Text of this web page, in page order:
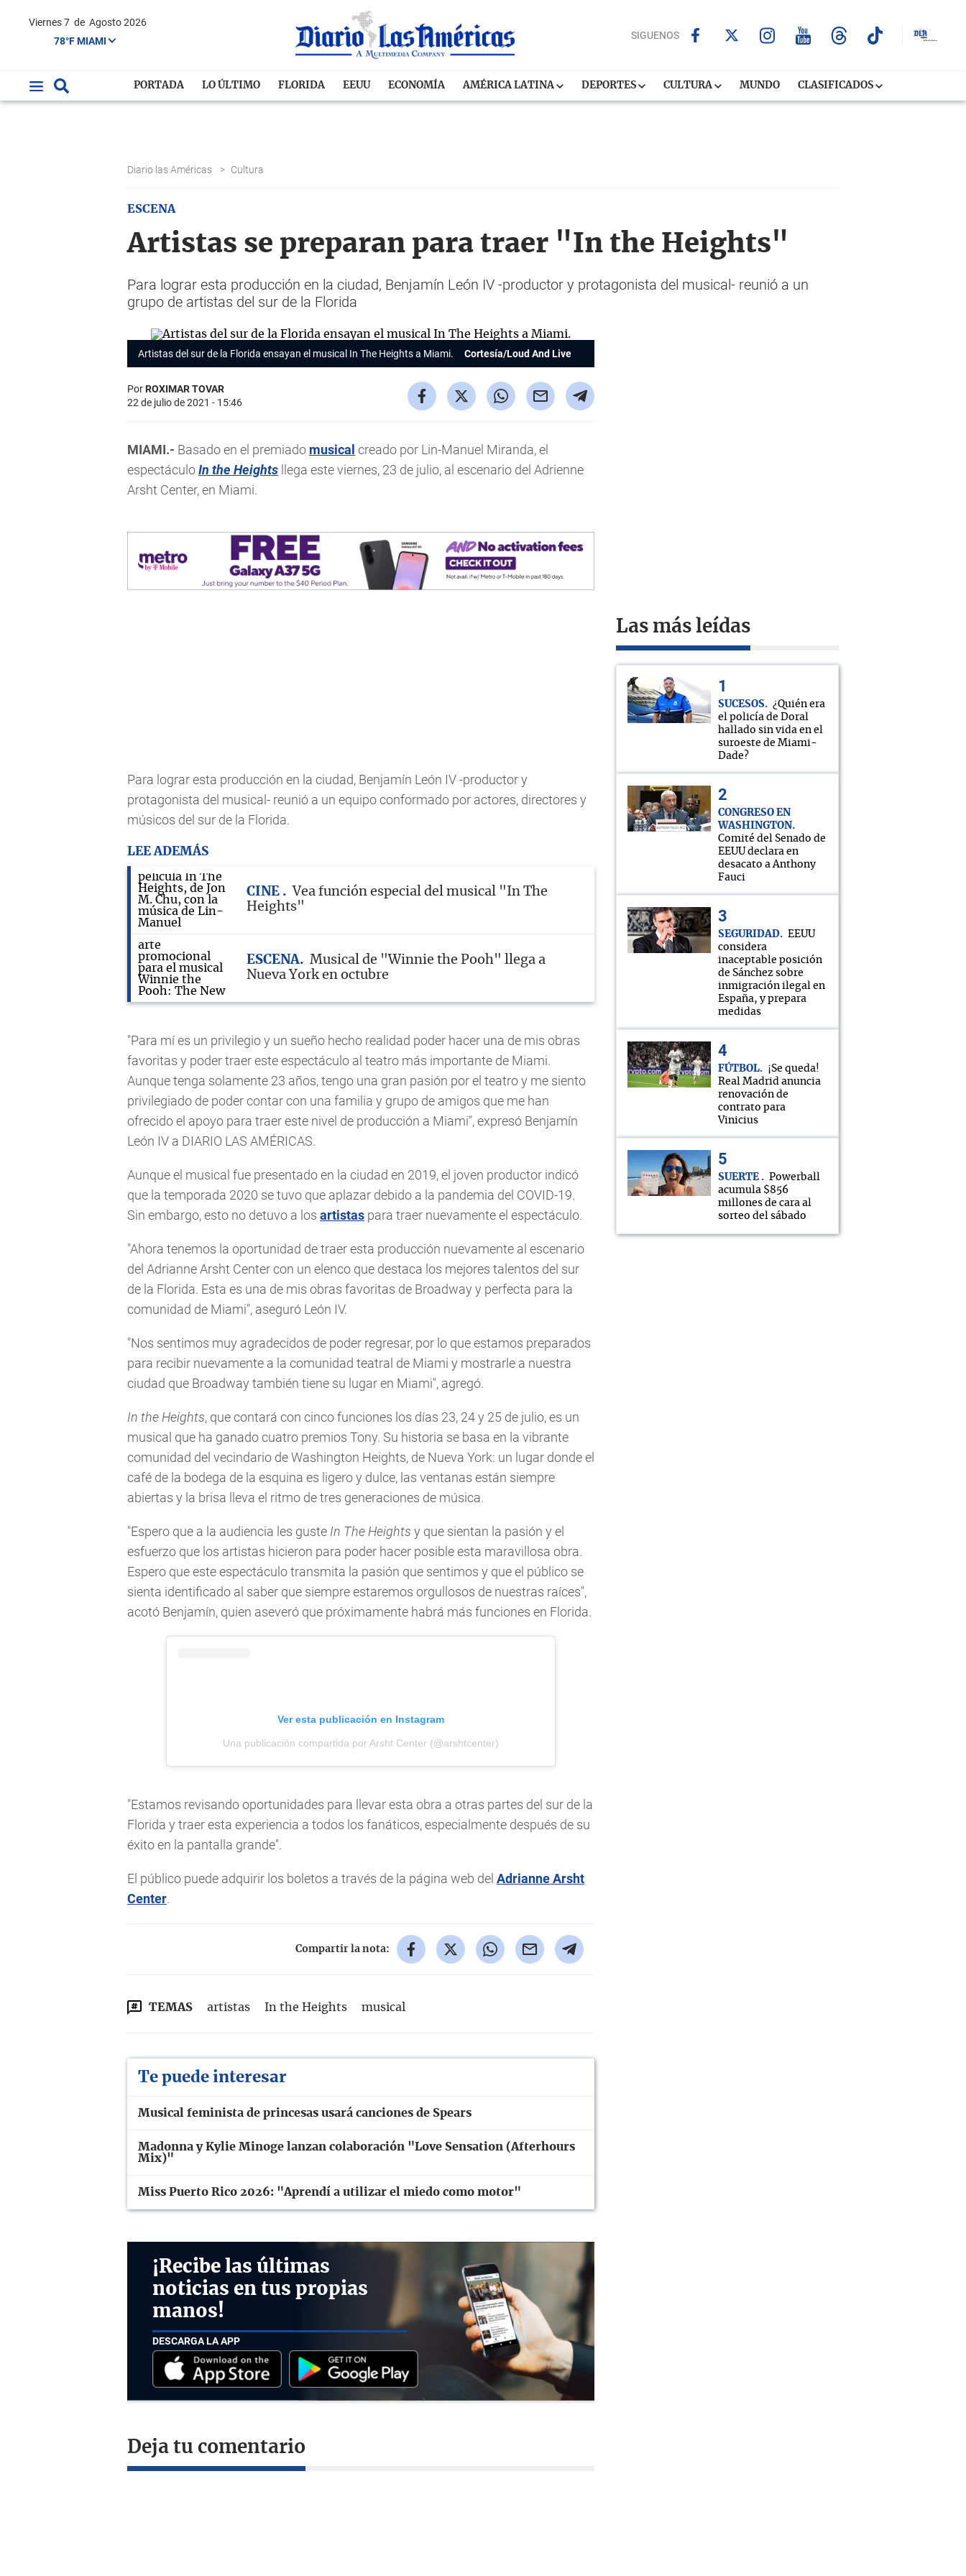
Viernes 7 de Agosto 2026
78°F MIAMI
SIGUENOS
PORTADA LO ÚLTIMO FLORIDA EEUU ECONOMÍA AMÉRICA LATINA DEPORTES CULTURA MUNDO CLASIFICADOS
Diario las Américas > Cultura
ESCENA
Artistas se preparan para traer "In the Heights"
Para lograr esta producción en la ciudad, Benjamín León IV -productor y protagonista del musical- reunió a un
grupo de artistas del sur de la Florida
Artistasdel sur de la Florida ensayan el musical In The Heightsa Miami. Cortesía/Loud And Live
PorROXIMAR TOVAR
22 de julio de 2021 - 15:46
MIAMI.- Basado en el premiado musical creado por Lin-Manuel Miranda, el
espectáculoIn the Heights llega este viernes, 23 de julio, al escenario del Adrienne
Arsht Center, en Miami.
Para lograr esta producción en la ciudad, Benjamín León IV -productor y
protagonista del musical- reunió a un equipo conformado por actores, directores y
músicos del sur de la Florida.
LEE ADEMÁS
CINE
Vea función especial del musical "In The
Heights"
ESCENA
Musical de "Winnie the Pooh" llega a
Nueva York en octubre
"Para mí es un privilegio y un sueño hecho realidad poder hacer una de mis obras
favoritas y poder traer este espectáculo al teatro más importante de Miami.
Aunque tenga solamente 23 años, tengo una gran pasión por el teatro y me siento
privilegiado de poder contar con una familia y grupo de amigos que me han
ofrecido el apoyo para traer este nivel de producción a Miami", expresó Benjamín
León IV a DIARIO LAS AMÉRICAS.
Aunque el musical fue presentado en la ciudad en 2019, el joven productor indicó
que la temporada 2020 se tuvo que aplazar debido a la pandemia del COVID-19.
Sin embargo, esto no detuvo a los artistas para traer nuevamente el espectáculo.
"Ahora tenemos la oportunidad de traer esta producción nuevamente al escenario
del Adrianne Arsht Center con un elenco que destaca los mejores talentos del sur
de la Florida. Esta es una de mis obras favoritas de Broadway y perfecta para la
comunidad de Miami", aseguró León IV.
"Nos sentimos muy agradecidos de poder regresar, por lo que estamos preparados
para recibir nuevamente a la comunidad teatral de Miami y mostrarle a nuestra
ciudad que Broadway también tiene su lugar en Miami", agregó.
In the Heights, que contará con cinco funciones los días 23, 24 y 25 de julio, es un
musical que ha ganado cuatro premios Tony. Su historia se basa en la vibrante
comunidad del vecindario de Washington Heights, de Nueva York: un lugar donde el
café de la bodega de la esquina es ligero y dulce, las ventanas están siempre
abiertas y la brisa lleva el ritmo de tres generaciones de música.
"Espero que a la audiencia les guste In The Heights y que sientan la pasión y el
esfuerzo que los artistas hicieron para poder hacer posible esta maravillosa obra.
Espero que este espectáculo transmita la pasión que sentimos y que el público se
sienta identificado al saber que siempre estaremos orgullosos de nuestras raíces",
acotó Benjamín, quien aseveró que próximamente habrá más funciones en Florida.
Ver esta publicación en Instagram
Una publicación compartida por Arsht Center (@arshtcenter)
"Estamos revisando oportunidades para llevar esta obra a otras partes del sur de la
Florida y traer esta experiencia a todos los fanáticos, especialmente después de su
éxito en la pantalla grande".
El público puede adquirir los boletos a través de la página web del Adrianne Arsht
Center.
Compartir la nota:
TEMAS artistas In the Heights musical
Te puede interesar
Musical feminista de princesas usará canciones de Spears
Madonna y Kylie Minoge lanzan colaboración "Love Sensation (Afterhours
Mix)"
Miss Puerto Rico 2026: "Aprendí a utilizar el miedo como motor"
¡Recibe las últimas
noticias en tus propias
manos!
DESCARGA LA APP
Deja tu comentario
Las más leídas
SUCESOS
¿Quién era
el policía de Doral
hallado sin vida en el
suroeste de Miami-
Dade?
CONGRESO EN
WASHINGTON
Comité del Senado de
EEUU declara en
desacato a Anthony
Fauci
SEGURIDAD
EEUU
considera
inaceptable posición
de Sánchez sobre
inmigración ilegal en
España, y prepara
medidas
FÚTBOL
¡Se queda!
Real Madrid anuncia
renovación de
contrato para
Vinicius
SUERTE
Powerball
acumula $856
millones de cara al
sorteo del sábado